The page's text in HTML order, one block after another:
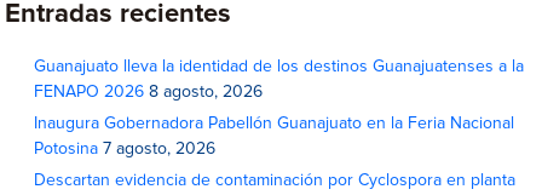
Entradas recientes
Guanajuato lleva la identidad de los destinos Guanajuatenses a la
FENAPO 2026 8 agosto, 2026
Inaugura Gobernadora Pabellón Guanajuato en la Feria Nacional
Potosina 7 agosto, 2026
Descartan evidencia de contaminación por Cyclospora en planta